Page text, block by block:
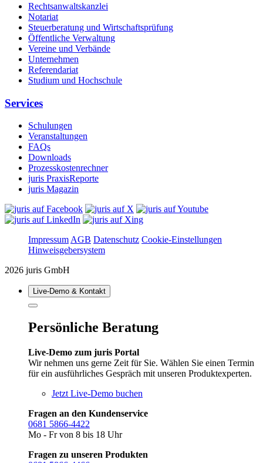
Rechtsanwaltskanzlei
Notariat
Steuerberatung und Wirtschaftsprüfung
Öffentliche Verwaltung
Vereine und Verbände
Unternehmen
Referendariat
Studium und Hochschule
Services
Schulungen
Veranstaltungen
FAQs
Downloads
Prozesskostenrechner
juris PraxisReporte
juris Magazin
Impressum AGB Datenschutz Cookie-Einstellungen
Hinweisgebersystem
2026 juris GmbH
Live‑Demo & Kontakt
Persönliche Beratung
Live-Demo zum juris Portal
Wir nehmen uns gerne Zeit für Sie. Wählen Sie einen Termin
für ein ausführliches Gespräch mit unseren Produktexperten.
Jetzt Live-Demo buchen
Fragen an den Kundenservice
0681 5866-4422
Mo - Fr von 8 bis 18 Uhr
Fragen zu unseren Produkten